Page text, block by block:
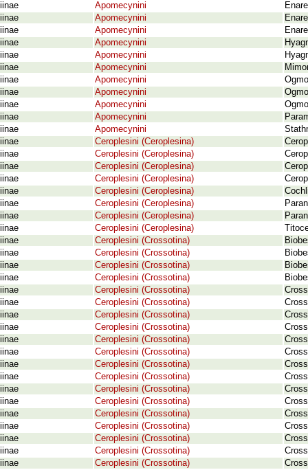
Apomecynini
Apomecynini
Apomecynini
Apomecynini
Apomecynini
Apomecynini
Apomecynini
Apomecynini
Apomecynini
Apomecynini
Apomecynini
Ceroplesini (Ceroplesina)
Ceroplesini (Ceroplesina)
Ceroplesini (Ceroplesina)
Ceroplesini (Ceroplesina)
Ceroplesini (Ceroplesina)
Ceroplesini (Ceroplesina)
Ceroplesini (Ceroplesina)
Ceroplesini (Ceroplesina)
Ceroplesini (Crossotina)
Ceroplesini (Crossotina)
Ceroplesini (Crossotina)
Ceroplesini (Crossotina)
Ceroplesini (Crossotina)
Ceroplesini (Crossotina)
Ceroplesini (Crossotina)
Ceroplesini (Crossotina)
Ceroplesini (Crossotina)
Ceroplesini (Crossotina)
Ceroplesini (Crossotina)
Ceroplesini (Crossotina)
Ceroplesini (Crossotina)
Ceroplesini (Crossotina)
Ceroplesini (Crossotina)
Ceroplesini (Crossotina)
Ceroplesini (Crossotina)
Ceroplesini (Crossotina)
Ceroplesini (Crossotina)